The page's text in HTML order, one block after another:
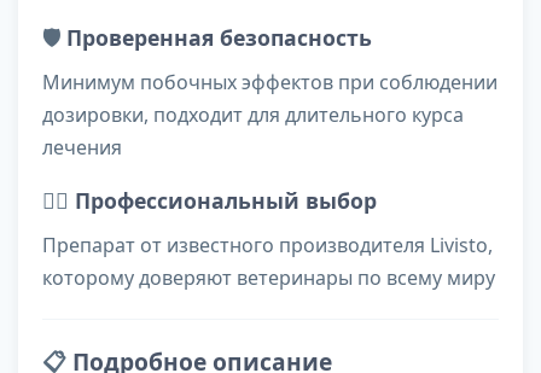
🛡️ Проверенная безопасность
Минимум побочных эффектов при соблюдении
дозировки, подходит для длительного курса
лечения
👨‍⚕️ Профессиональный выбор
Препарат от известного производителя Livisto,
которому доверяют ветеринары по всему миру
📋 Подробное описание